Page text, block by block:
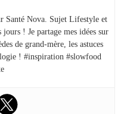
Santé Nova. Sujet Lifestyle et
! Je partage mes idées sur
de grand-mère, les astuces
! #inspiration #slowfood